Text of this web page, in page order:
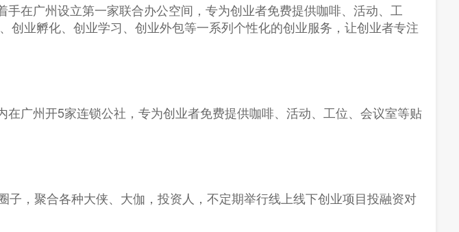
在广州设立第一家联合办公空间，专为创业者免费提供咖啡、活动、工
业孵化、创业学习、创业外包等一系列个性化的创业服务，让创业者专注
广州开5家连锁公社，专为创业者免费提供咖啡、活动、工位、会议室等贴
，聚合各种大侠、大伽，投资人，不定期举行线上线下创业项目投融资对